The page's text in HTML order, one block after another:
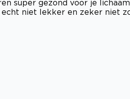
super gezond voor je
niet lekker en zeker niet